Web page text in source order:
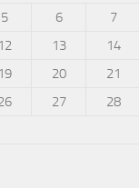
5 6 7
12 13 14
19 20 21
27 28